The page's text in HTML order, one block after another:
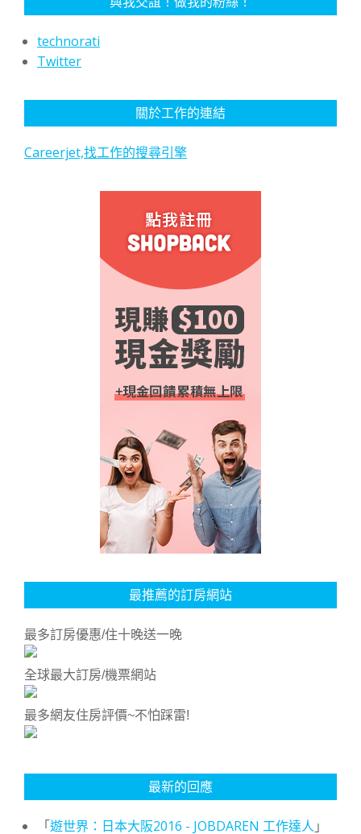
technorati
Twitter
關於工作的連結
Careerjet,找工作的搜尋引擎
最推薦的訂房網站
最多訂房優惠/住十晚送一晚
全球最大訂房/機票網站
最多網友住房評價~不怕踩雷!
最新的回應
「遊世界：日本大阪2016 - JOBDAREN 工作達人 」